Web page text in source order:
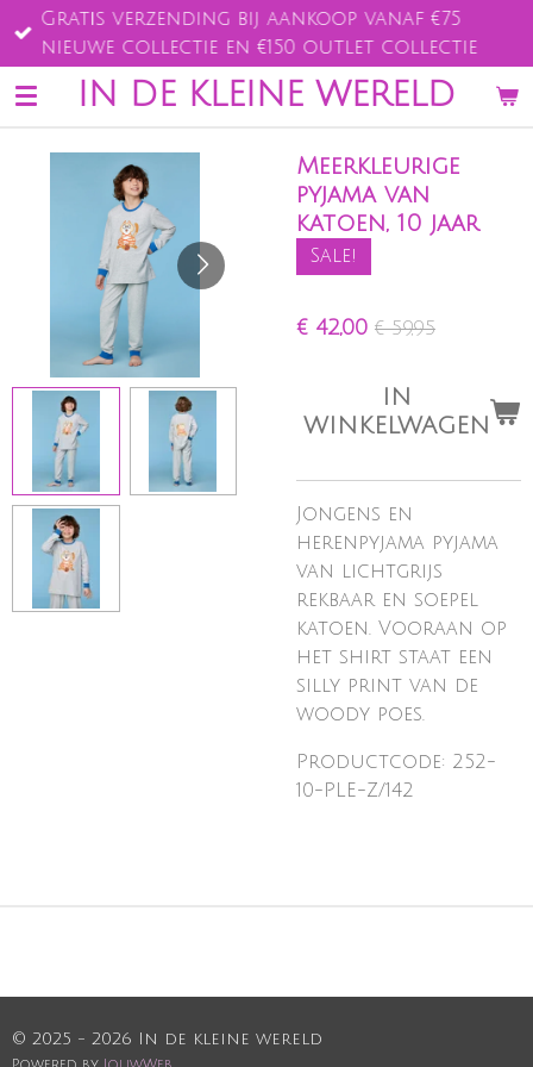
Ga
direct
naar
de
IN DE KLEINE WERELD
Gratis verzending bij aankoop vanaf €75
nieuwe collectie en €150 outlet collectie
Meerkleurige
pyjama van
katoen, 10 jaar
Sale!
€ 42,00 € 59,95
IN
WINKELWAGEN
Jongens en
herenpyjama pyjama
van lichtgrijs
rekbaar en soepel
katoen. Vooraan op
het shirt staat een
silly print van de
woody poes.
Productcode: 252-
10-PLE-Z/142
© 2025 - 2026 In de kleine wereld